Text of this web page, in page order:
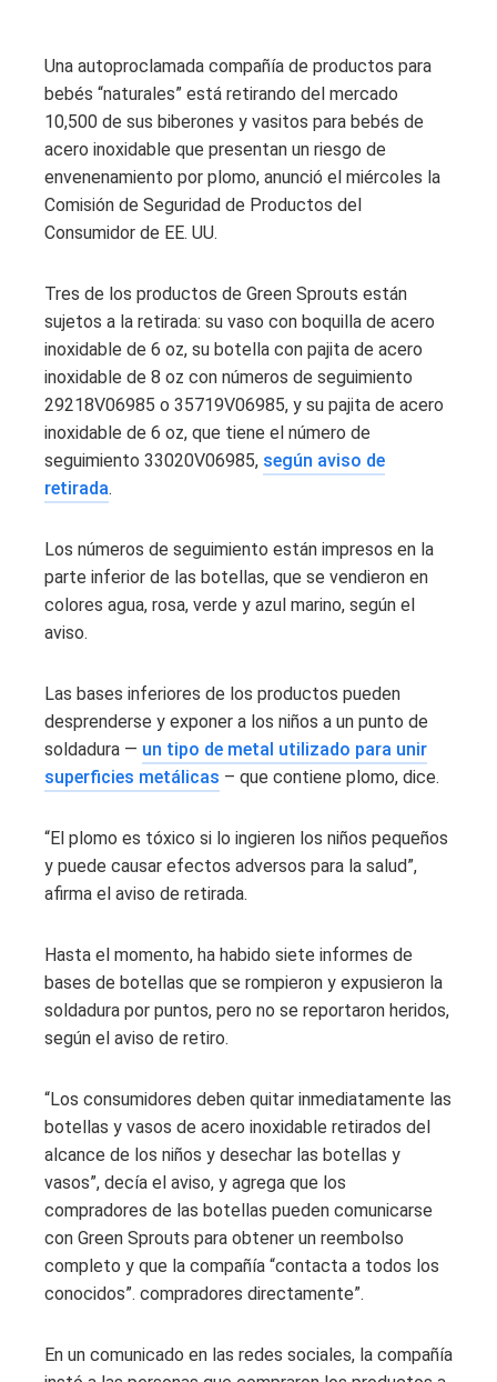
Una autoproclamada compañía de productos para
bebés “naturales” está retirando del mercado
10,500 de sus biberones y vasitos para bebés de
acero inoxidable que presentan un riesgo de
envenenamiento por plomo, anunció el miércoles la
Comisión de Seguridad de Productos del
Consumidor de EE. UU.
Tres de los productos de Green Sprouts están
sujetos a la retirada: su vaso con boquilla de acero
inoxidable de 6 oz, su botella con pajita de acero
inoxidable de 8 oz con números de seguimiento
29218V06985 o 35719V06985, y su pajita de acero
inoxidable de 6 oz, que tiene el número de
seguimiento 33020V06985, según aviso de
retirada.
Los números de seguimiento están impresos en la
parte inferior de las botellas, que se vendieron en
colores agua, rosa, verde y azul marino, según el
aviso.
Las bases inferiores de los productos pueden
desprenderse y exponer a los niños a un punto de
soldadura — un tipo de metal utilizado para unir
superficies metálicas – que contiene plomo, dice.
“El plomo es tóxico si lo ingieren los niños pequeños
y puede causar efectos adversos para la salud”,
afirma el aviso de retirada.
Hasta el momento, ha habido siete informes de
bases de botellas que se rompieron y expusieron la
soldadura por puntos, pero no se reportaron heridos,
según el aviso de retiro.
“Los consumidores deben quitar inmediatamente las
botellas y vasos de acero inoxidable retirados del
alcance de los niños y desechar las botellas y
vasos”, decía el aviso, y agrega que los
compradores de las botellas pueden comunicarse
con Green Sprouts para obtener un reembolso
completo y que la compañía “contacta a todos los
conocidos”. compradores directamente”.
En un comunicado en las redes sociales, la compañía